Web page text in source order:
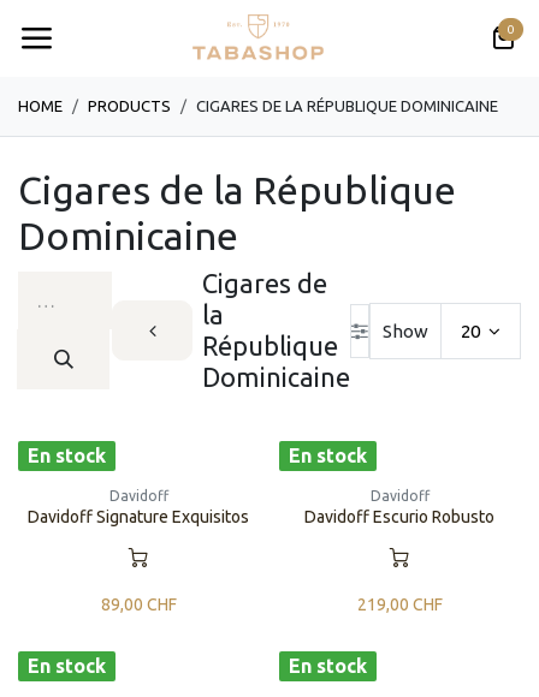
0
HOME PRODUCTS CIGARES DE LA RÉPUBLIQUE DOMINICAINE
Cigares de la République
Dominicaine
Cigares de
la
République
Dominicaine
Show 20
En stock
Davidoff
Davidoff Signature Exquisitos
89,00 CHF
En stock
Davidoff
Davidoff Escurio Robusto
219,00 CHF
En stock En stock